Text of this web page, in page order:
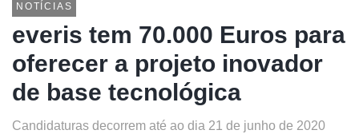
NOTÍCIAS
everis tem 70.000 Euros para
oferecer a projeto inovador
de base tecnológica
Candidaturas decorrem até ao dia 21 de junho de 2020